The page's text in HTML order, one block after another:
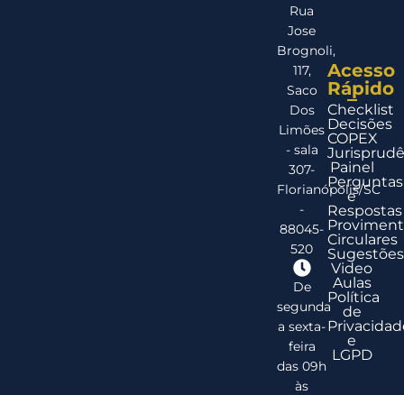
Rua
Jose
Brognoli,
117,
Saco
Dos
Limões
- sala
307-
Florianópolis/SC
-
88045-
520
De
segunda
a sexta-
feira
das 09h
às
Acesso
Rápido
Checklist
Decisões
COPEX
Painel
Perguntas
e
Respostas
Circulares
Sugestões
Video
Aulas
Política
de
e
LGPD